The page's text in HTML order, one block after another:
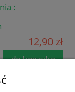
:
12,90 zł
do koszyka